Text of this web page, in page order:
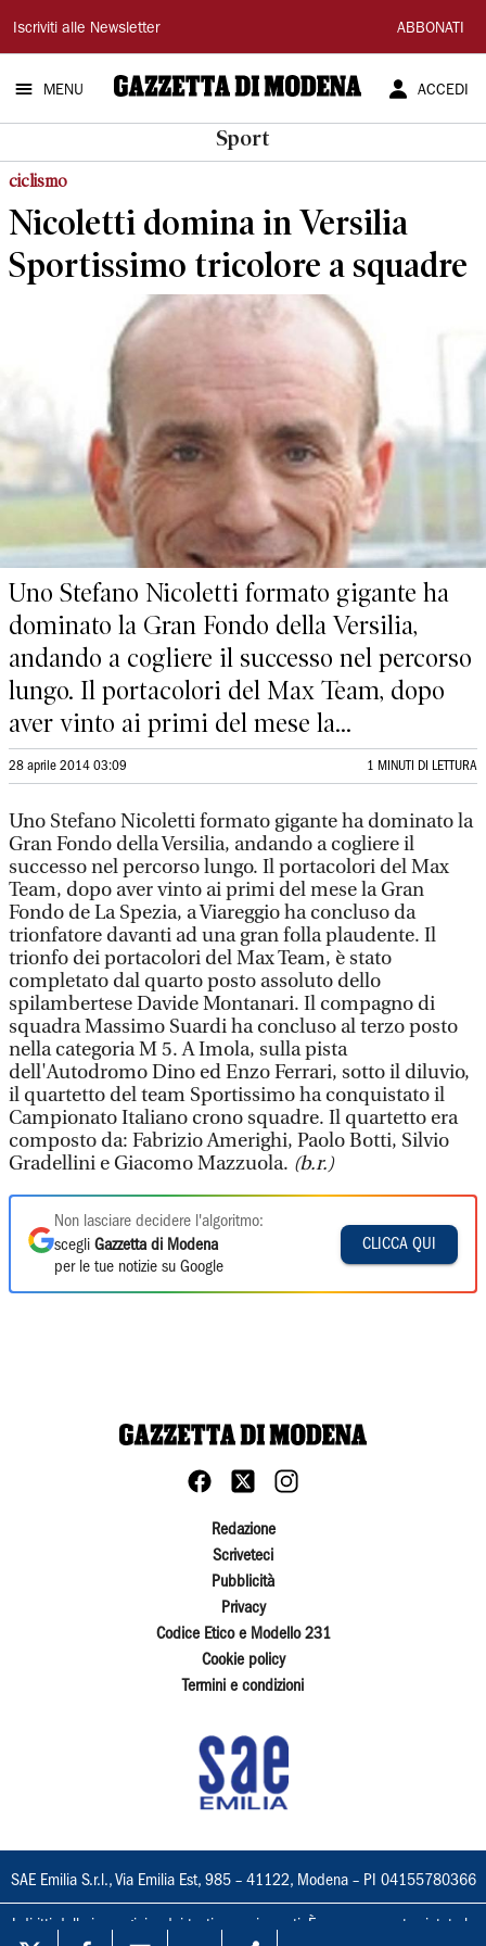
Gazzetta
di
Modena
Iscriviti alle Newsletter ABBONATI
MENU ACCEDI
Sport
ciclismo
Nicoletti domina in Versilia
Sportissimo tricolore a squadre
Uno Stefano Nicoletti formato gigante ha
dominato la Gran Fondo della Versilia,
andando a cogliere il successo nel percorso
lungo. Il portacolori del Max Team, dopo
aver vinto ai primi del mese la...
28 aprile 2014 03:09 1 MINUTI DI LETTURA
Uno Stefano Nicoletti formato gigante ha dominato la
Gran Fondo della Versilia, andando a cogliere il
successo nel percorso lungo. Il portacolori del Max
Team, dopo aver vinto ai primi del mese la Gran
Fondo de La Spezia, a Viareggio ha concluso da
trionfatore davanti ad una gran folla plaudente. Il
trionfo dei portacolori del Max Team, è stato
completato dal quarto posto assoluto dello
spilambertese Davide Montanari. Il compagno di
squadra Massimo Suardi ha concluso al terzo posto
nella categoria M 5. A Imola, sulla pista
dell'Autodromo Dino ed Enzo Ferrari, sotto il diluvio,
il quartetto del team Sportissimo ha conquistato il
Campionato Italiano crono squadre. Il quartetto era
composto da: Fabrizio Amerighi, Paolo Botti, Silvio
Gradellini e Giacomo Mazzuola. (b.r.)
Non lasciare decidere l'algoritmo:
scegli Gazzetta di Modena
per le tue notizie su Google
CLICCA QUI
Redazione
Scriveteci
Pubblicità
Privacy
Codice Etico e Modello 231
Cookie policy
Termini e condizioni
SAE Emilia S.r.l., Via Emilia Est, 985 – 41122, Modena – PI 04155780366
I diritti delle immagini e dei testi sono riservati. È espressamente vietata la